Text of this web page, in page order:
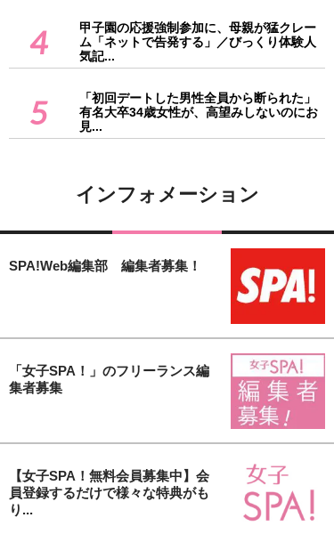
4
甲子園の応援強制参加に、母親が猛クレー
ム「ネットで告発する」／びっくり体験人
気記...
5
「初回デートした男性全員から断られた」
有名大卒34歳女性が、高望みしないのにお
見...
インフォメーション
SPA!Web編集部 編集者募集！
「女子SPA！」のフリーランス編
集者募集
【女子SPA！無料会員募集中】会
員登録するだけで様々な特典がも
り...